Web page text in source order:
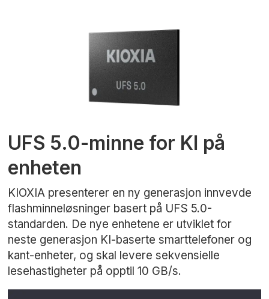
UFS 5.0-minne for KI på
enheten
KIOXIA presenterer en ny generasjon innvevde
flashminneløsninger basert på UFS 5.0-
standarden. De nye enhetene er utviklet for
neste generasjon KI-baserte smarttelefoner og
kant-enheter, og skal levere sekvensielle
lesehastigheter på opptil 10 GB/s.